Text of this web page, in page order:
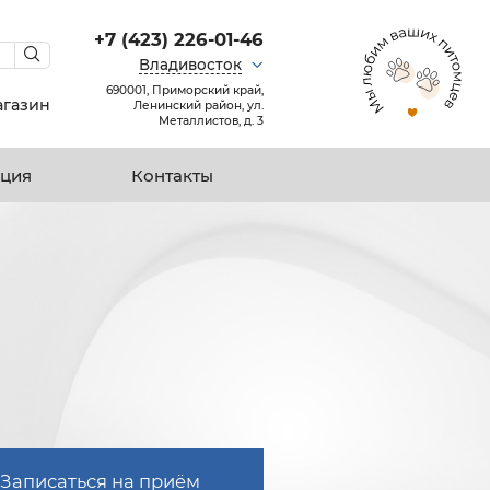
+7 (423) 226-01-46
Владивосток
690001, Приморский край,
Ленинский район, ул.
Металлистов, д. 3
Контакты
Записаться на приём